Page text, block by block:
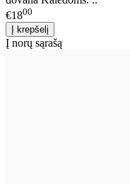
€1800
Į norų sąrašą